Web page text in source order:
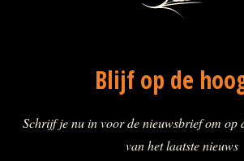
Blijf op de
Schrijf je nu in voor de nieuwsbrief om op
van het laatste nieuws